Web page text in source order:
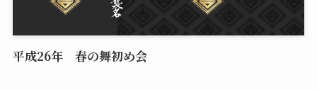
平成26年 春の舞初め会